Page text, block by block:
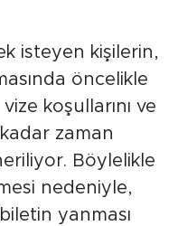
isteyen kişilerin,
öncelikle
koşullarını ve
zaman
Böylelikle
nedeniyle,
yanması